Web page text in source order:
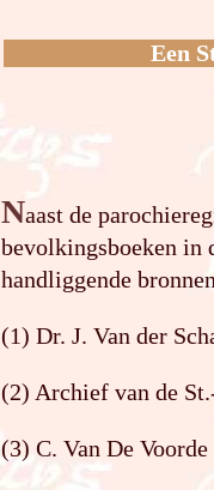
Een
Naast de
bevolkingsboeken in
handliggende
(1) Dr. J. Van der
(2) Archief van de
(3) C. Van De